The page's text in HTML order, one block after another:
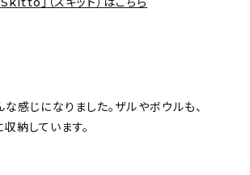
感じになりました。ザルやボウルも、
納しています。